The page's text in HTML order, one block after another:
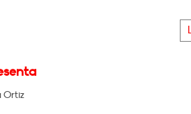
Ortiz